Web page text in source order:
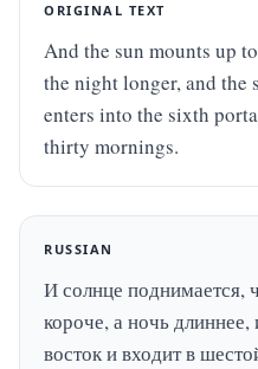
ORIGINAL TEXT
And the sun mounts up
the night longer, and the
enters into the sixth
thirty mornings.
RUSSIAN
И солнце поднимается,
короче, а ночь
восток и входит в